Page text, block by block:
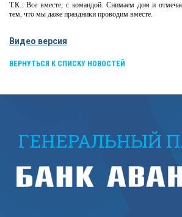
Т.К.: Все вместе, с командой. Снимаем дом и
тем, что мы даже праздники проводим вместе.
Видео версия
ВЕРНУТЬСЯ К СПИСКУ НОВОСТЕЙ
ГЕНЕРАЛЬНЫЙ